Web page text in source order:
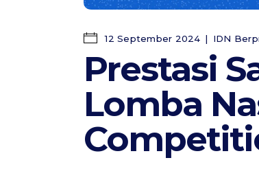
12 September 2024 IDN
Prestasi
Lomba